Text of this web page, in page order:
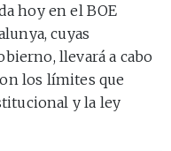
hoy en el BOE
cuyas
llevará a cabo
los límites que
y la ley